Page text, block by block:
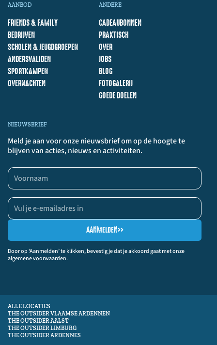
AANBOD
FRIENDS & FAMILY
BEDRIJVEN
SCHOLEN & JEUGDGROEPEN
ANDERSVALIDEN
SPORTKAMPEN
OVERNACHTEN
ANDERE
CADEAUBONNEN
PRAKTISCH
OVER
JOBS
BLOG
FOTOGALERIJ
GOEDE DOELEN
NIEUWSBRIEF
Meld je aan voor onze nieuwsbrief om op de hoogte te
blijven van acties, nieuws en activiteiten.
Door op ‘Aanmelden’ te klikken, bevestig je dat je akkoord gaat met onze
algemene voorwaarden.
AANMELDEN>>
ALLE LOCATIES
THE OUTSIDER VLAAMSE ARDENNEN
THE OUTSIDER AALST
THE OUTSIDER LIMBURG
THE OUTSIDER ARDENNES